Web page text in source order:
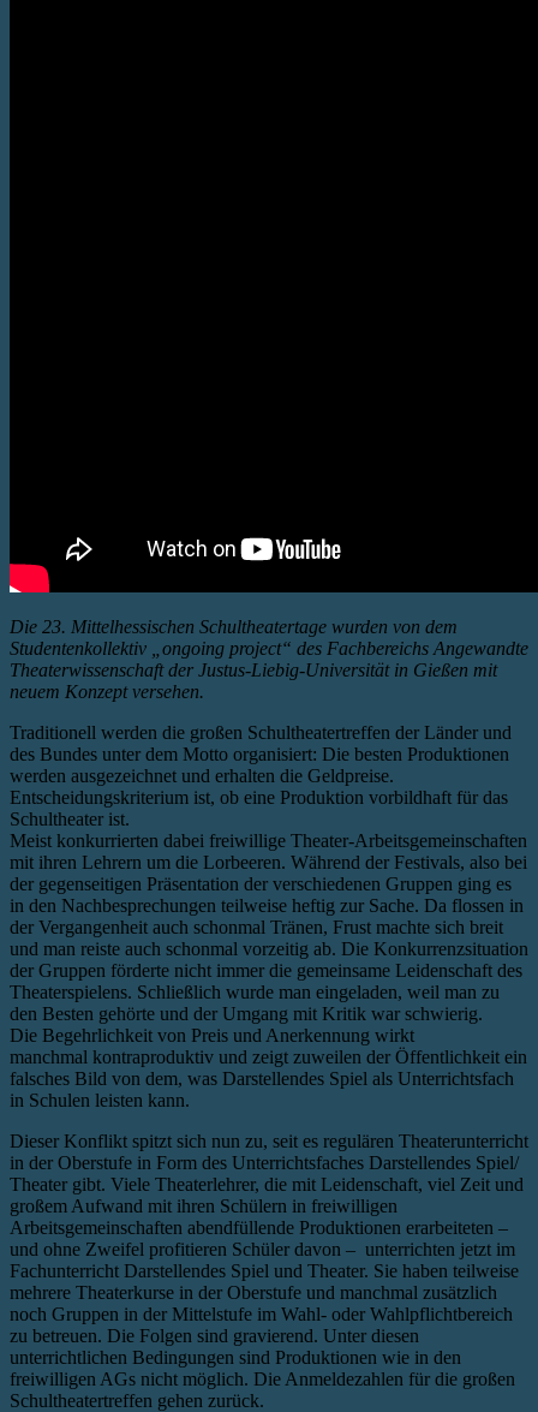
Die 23. Mittelhessischen Schultheatertage wurden von dem
Studentenkollektiv „ongoing project“ des Fachbereichs Angewandte
Theaterwissenschaft der Justus-Liebig-Universität in Gießen mit
neuem Konzept versehen.
Traditionell werden die großen Schultheatertreffen der Länder und
des Bundes unter dem Motto organisiert: Die besten Produktionen
werden ausgezeichnet und erhalten die Geldpreise.
Entscheidungskriterium ist, ob eine Produktion vorbildhaft für das
Schultheater ist.
Meist konkurrierten dabei freiwillige Theater-Arbeitsgemeinschaften
mit ihren Lehrern um die Lorbeeren. Während der Festivals, also bei
der gegenseitigen Präsentation der verschiedenen Gruppen ging es
in den Nachbesprechungen teilweise heftig zur Sache. Da flossen in
der Vergangenheit auch schonmal Tränen, Frust machte sich breit
und man reiste auch schonmal vorzeitig ab. Die Konkurrenzsituation
der Gruppen förderte nicht immer die gemeinsame Leidenschaft des
Theaterspielens. Schließlich wurde man eingeladen, weil man zu
den Besten gehörte und der Umgang mit Kritik war schwierig.
Die Begehrlichkeit von Preis und Anerkennung wirkt
manchmal kontraproduktiv und zeigt zuweilen der Öffentlichkeit ein
falsches Bild von dem, was Darstellendes Spiel als Unterrichtsfach
in Schulen leisten kann.
Dieser Konflikt spitzt sich nun zu, seit es regulären Theaterunterricht
in der Oberstufe in Form des Unterrichtsfaches Darstellendes Spiel/
Theater gibt. Viele Theaterlehrer, die mit Leidenschaft, viel Zeit und
großem Aufwand mit ihren Schülern in freiwilligen
Arbeitsgemeinschaften abendfüllende Produktionen erarbeiteten –
und ohne Zweifel profitieren Schüler davon – unterrichten jetzt im
Fachunterricht Darstellendes Spiel und Theater. Sie haben teilweise
mehrere Theaterkurse in der Oberstufe und manchmal zusätzlich
noch Gruppen in der Mittelstufe im Wahl- oder Wahlpflichtbereich
zu betreuen. Die Folgen sind gravierend. Unter diesen
unterrichtlichen Bedingungen sind Produktionen wie in den
freiwilligen AGs nicht möglich. Die Anmeldezahlen für die großen
Schultheatertreffen gehen zurück.